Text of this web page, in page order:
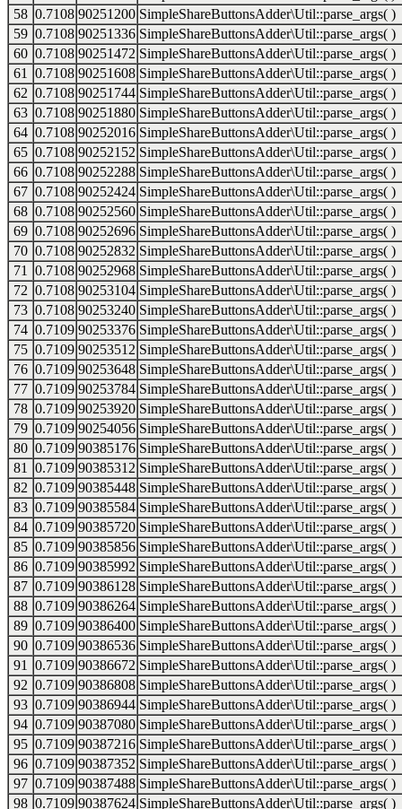
58 0.7108 90251200 SimpleShareButtonsAdder\Util::parse_args( )
59 0.7108 90251336 SimpleShareButtonsAdder\Util::parse_args( )
60 0.7108 90251472 SimpleShareButtonsAdder\Util::parse_args( )
61
0.7108 90251608 SimpleShareButtonsAdder\Util::parse_args( )
62 0.7108 90251744 SimpleShareButtonsAdder\Util::parse_args( )
63 0.7108 90251880 SimpleShareButtonsAdder\Util::parse_args( )
64 0.7108 90252016 SimpleShareButtonsAdder\Util::parse_args( )
65 0.7108 90252152 SimpleShareButtonsAdder\Util::parse_args( )
66 0.7108 90252288 SimpleShareButtonsAdder\Util::parse_args( )
67 0.7108 90252424 SimpleShareButtonsAdder\Util::parse_args( )
68 0.7108 90252560 SimpleShareButtonsAdder\Util::parse_args( )
69 0.7108 90252696 SimpleShareButtonsAdder\Util::parse_args( )
70 0.7108 90252832 SimpleShareButtonsAdder\Util::parse_args( )
71
0.7108 90252968 SimpleShareButtonsAdder\Util::parse_args( )
72 0.7108 90253104 SimpleShareButtonsAdder\Util::parse_args( )
73 0.7108 90253240 SimpleShareButtonsAdder\Util::parse_args( )
74 0.7109 90253376 SimpleShareButtonsAdder\Util::parse_args( )
75 0.7109 90253512 SimpleShareButtonsAdder\Util::parse_args( )
76 0.7109 90253648 SimpleShareButtonsAdder\Util::parse_args( )
77 0.7109 90253784 SimpleShareButtonsAdder\Util::parse_args( )
78 0.7109 90253920 SimpleShareButtonsAdder\Util::parse_args( )
79 0.7109 90254056 SimpleShareButtonsAdder\Util::parse_args( )
80 0.7109 90385176 SimpleShareButtonsAdder\Util::parse_args( )
81
0.7109 90385312 SimpleShareButtonsAdder\Util::parse_args( )
82 0.7109 90385448 SimpleShareButtonsAdder\Util::parse_args( )
83 0.7109 90385584 SimpleShareButtonsAdder\Util::parse_args( )
84 0.7109 90385720 SimpleShareButtonsAdder\Util::parse_args( )
85 0.7109 90385856 SimpleShareButtonsAdder\Util::parse_args( )
86 0.7109 90385992 SimpleShareButtonsAdder\Util::parse_args( )
87 0.7109 90386128 SimpleShareButtonsAdder\Util::parse_args( )
88 0.7109 90386264 SimpleShareButtonsAdder\Util::parse_args( )
89 0.7109 90386400 SimpleShareButtonsAdder\Util::parse_args( )
90 0.7109 90386536 SimpleShareButtonsAdder\Util::parse_args( )
91
0.7109 90386672 SimpleShareButtonsAdder\Util::parse_args( )
92 0.7109 90386808 SimpleShareButtonsAdder\Util::parse_args( )
93 0.7109 90386944 SimpleShareButtonsAdder\Util::parse_args( )
94 0.7109 90387080 SimpleShareButtonsAdder\Util::parse_args( )
95 0.7109 90387216 SimpleShareButtonsAdder\Util::parse_args( )
96 0.7109 90387352 SimpleShareButtonsAdder\Util::parse_args( )
97 0.7109 90387488 SimpleShareButtonsAdder\Util::parse_args( )
98 0.7109 90387624 SimpleShareButtonsAdder\Util::parse_args( )